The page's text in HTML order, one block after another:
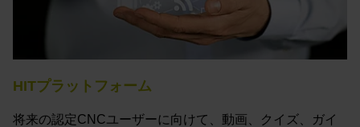
HITプラットフォーム
将来の認定CNCユーザーに向けて、動画、クイズ、ガイ